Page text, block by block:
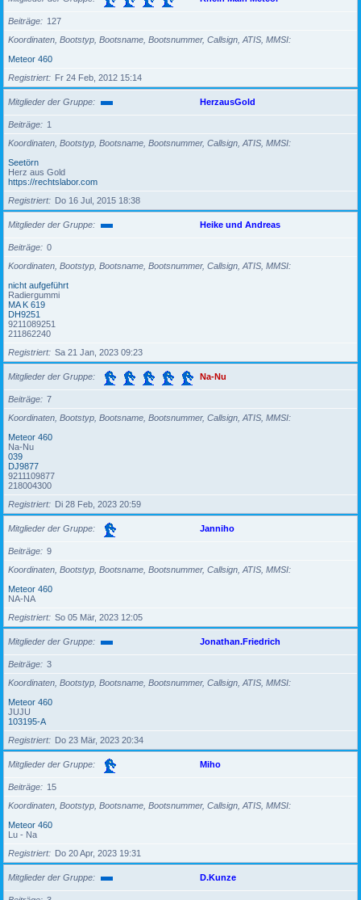
Beiträge
127
Koordinaten, Bootstyp, Bootsname, Bootsnummer, Callsign, ATIS, MMSI
Meteor 460
Registriert
Fr 24 Feb, 2012 15:14
Mitglieder der Gruppe HerzausGold
Beiträge
1
Koordinaten, Bootstyp, Bootsname, Bootsnummer, Callsign, ATIS, MMSI
Seetörn
Herz aus Gold
https://rechtslabor.com
Registriert
Do 16 Jul, 2015 18:38
Mitglieder der Gruppe Heike und Andreas
Beiträge
0
Koordinaten, Bootstyp, Bootsname, Bootsnummer, Callsign, ATIS, MMSI
nicht aufgeführt
Radiergummi
MA K 619
DH9251
9211089251
211862240
Registriert
Sa 21 Jan, 2023 09:23
Mitglieder der Gruppe Na-Nu
Beiträge
7
Koordinaten, Bootstyp, Bootsname, Bootsnummer, Callsign, ATIS, MMSI
Meteor 460
Na-Nu
039
DJ9877
9211109877
218004300
Registriert
Di 28 Feb, 2023 20:59
Mitglieder der Gruppe Janniho
Beiträge
9
Koordinaten, Bootstyp, Bootsname, Bootsnummer, Callsign, ATIS, MMSI
Meteor 460
NA-NA
Registriert
So 05 Mär, 2023 12:05
Mitglieder der Gruppe Jonathan.Friedrich
Beiträge
3
Koordinaten, Bootstyp, Bootsname, Bootsnummer, Callsign, ATIS, MMSI
Meteor 460
JUJU
103195-A
Registriert
Do 23 Mär, 2023 20:34
Mitglieder der Gruppe Miho
Beiträge
15
Koordinaten, Bootstyp, Bootsname, Bootsnummer, Callsign, ATIS, MMSI
Meteor 460
Lu - Na
Registriert
Do 20 Apr, 2023 19:31
Mitglieder der Gruppe D.Kunze